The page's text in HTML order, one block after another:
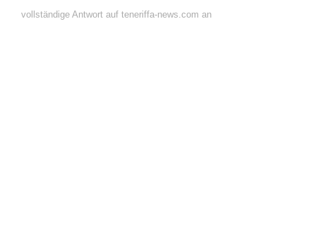
vollständige Antwort auf teneriffa-news.com an